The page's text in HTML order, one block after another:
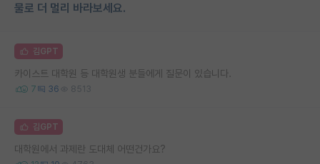
물로 더 멀리 바라보세요.
김GPT
카이스트 대학원 등 대학원생 분들에게 질문이 있습니다.
7 36 8513
김GPT
대학원에서 과제란 도대체 어떤건가요?